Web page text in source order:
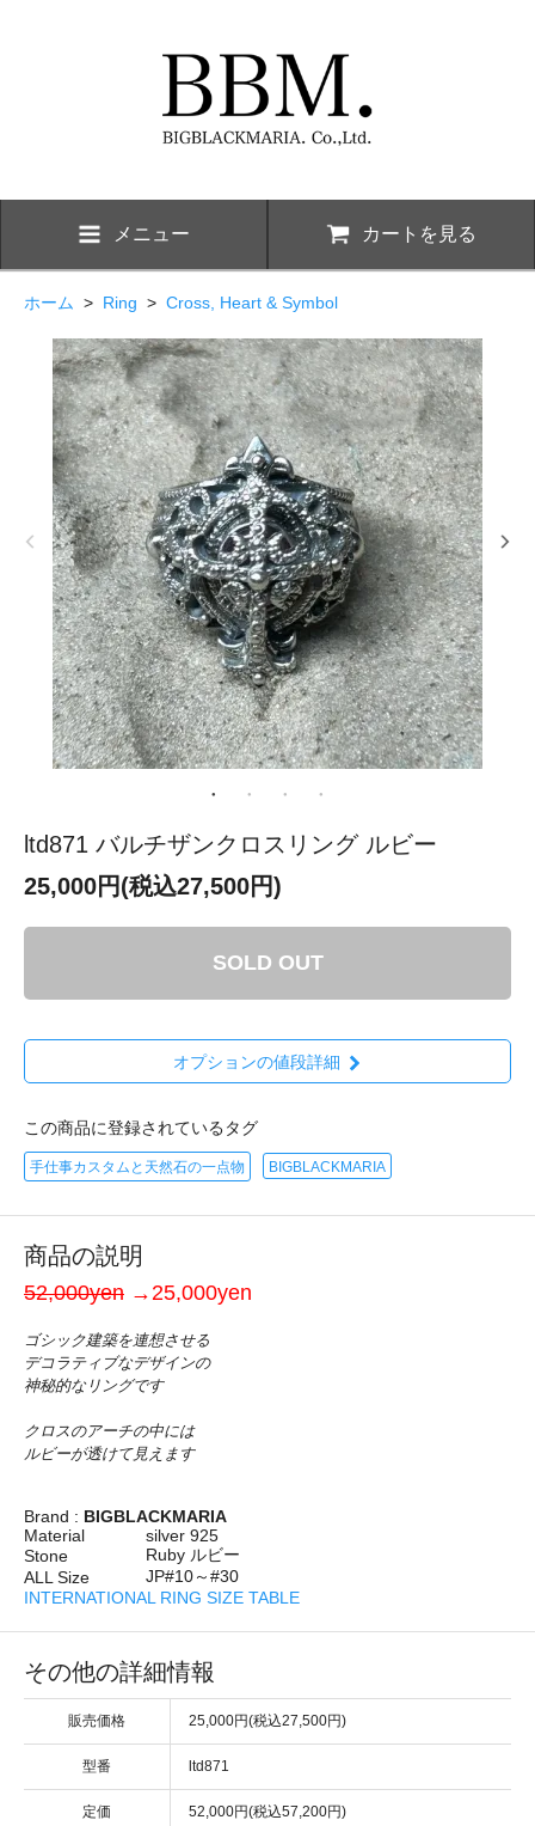
メニュー カートを見る
ホーム > Ring > Cross, Heart & Symbol
ltd871 バルチザンクロスリング ルビー
25,000円(税込27,500円)
SOLD OUT
オプションの値段詳細
この商品に登録されているタグ
手仕事カスタムと天然石の一点物 BIGBLACKMARIA
商品の説明
52,000yen →25,000yen
ゴシック建築を連想させる
デコラティブなデザインの
神秘的なリングです
クロスのアーチの中には
ルビーが透けて見えます
Brand : BIGBLACKMARIA
Material
silver 925
Stone
Ruby ルビー
ALL Size
JP#10～#30
INTERNATIONAL RING SIZE TABLE
その他の詳細情報
販売価格 25,000円(税込27,500円)
型番 ltd871
定価 52,000円(税込57,200円)